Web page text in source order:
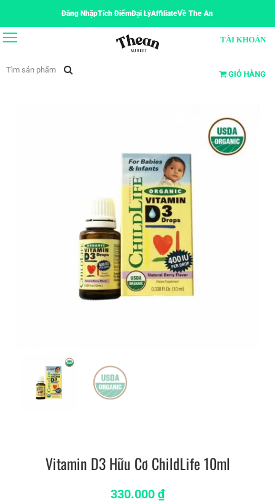
Đăng NhậpTích ĐiểmĐại LýAffiliateVề The An
TÀI KHOẢN
GIỎ HÀNG
Vitamin D3 Hữu Cơ ChildLife 10ml
330.000 ₫